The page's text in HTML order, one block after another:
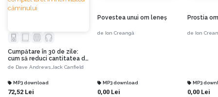
de față îți va răspunde la patru întrebări pe
• Ce fac diferit cei mai realizați oameni de pe planetă?
•
Ce fac diferit acei CEO de talie mondială și
Cumpătare în 30 de zile:
cum să reduci cantitatea de
alcool sau să renunți
de Dave Andrews, Jack Canfield
MP3 download
72,52 Lei
Povestea unui om leneş
de Ion Creangă
MP3 download
0,00 Lei
Prostia
de Ion
MP3
0,00 Lei